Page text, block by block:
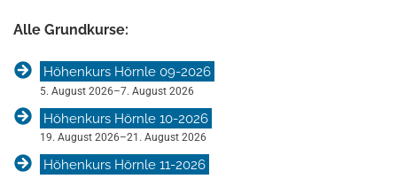
Alle Grundkurse:
Höhenkurs Hörnle 09-2026
5. August 2026–7. August 2026
Höhenkurs Hörnle 10-2026
19. August 2026–21. August 2026
Höhenkurs Hörnle 11-2026